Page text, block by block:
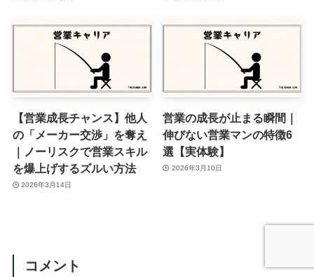
【営業成長チャンス】他人
の「メーカー交渉」を奪え
｜ノーリスクで営業スキル
を爆上げするズルい方法
2026年3月14日
営業の成長が止まる瞬間｜
伸びない営業マンの特徴6
選【実体験】
2026年3月10日
コメント